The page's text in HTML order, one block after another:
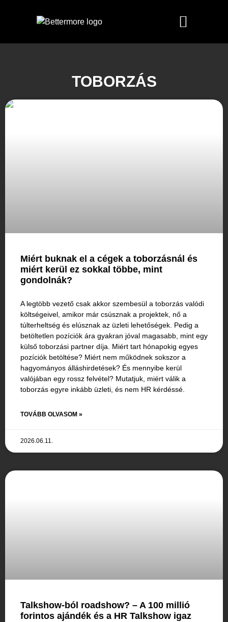
TOBORZÁS
Miért buknak el a cégek a toborzásnál és
miért kerül ez sokkal többe, mint
gondolnák?
A legtöbb vezető csak akkor szembesül a toborzás valódi
költségeivel, amikor már csúsznak a projektek, nő a
túlterheltség és elúsznak az üzleti lehetőségek. Pedig a
betöltetlen pozíciók ára gyakran jóval magasabb, mint egy
külső toborzási partner díja. Miért tart hónapokig egyes
pozíciók betöltése? Miért nem működnek sokszor a
hagyományos álláshirdetések? És mennyibe kerül
valójában egy rossz felvétel? Mutatjuk, miért válik a
toborzás egyre inkább üzleti, és nem HR kérdéssé.
TOVÁBB OLVASOM »
2026.06.11.
Talkshow-ból roadshow? – A 100 millió
forintos ajándék és a HR Talkshow igaz